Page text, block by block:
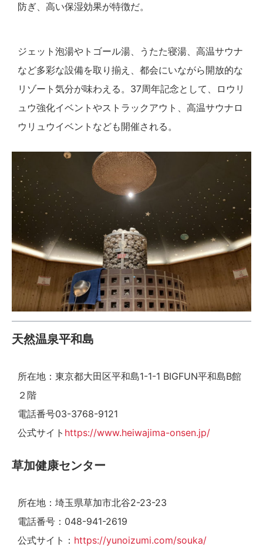
防ぎ、高い保湿効果が特徴だ。
ジェット泡湯やトゴール湯、うたた寝湯、高温サウナ
など多彩な設備を取り揃え、都会にいながら開放的な
リゾート気分が味わえる。37周年記念として、ロウリ
ュウ強化イベントやストラックアウト、高温サウナロ
ウリュウイベントなども開催される。
天然温泉平和島
所在地：東京都大田区平和島1-1-1 BIGFUN平和島B館
２階
電話番号03-3768-9121
公式サイト https://www.heiwajima-onsen.jp/
草加健康センター
所在地：埼玉県草加市北谷2-23-23
電話番号：048-941-2619
公式サイト： https://yunoizumi.com/souka/